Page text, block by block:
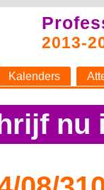
2013-
Kalenders
nu